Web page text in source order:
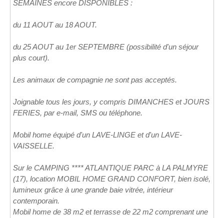
SEMAINES encore DISPONIBLES :
du 11 AOUT au 18 AOUT.
du 25 AOUT au 1er SEPTEMBRE (possibilité d'un séjour
plus court).
Les animaux de compagnie ne sont pas acceptés.
Joignable tous les jours, y compris DIMANCHES et JOURS
FERIES, par e-mail, SMS ou téléphone.
Mobil home équipé d'un LAVE-LINGE et d'un LAVE-
VAISSELLE.
Sur le CAMPING **** ATLANTIQUE PARC à LA PALMYRE
(17), location MOBIL HOME GRAND CONFORT, bien isolé,
lumineux grâce à une grande baie vitrée, intérieur
contemporain.
Mobil home de 38 m2 et terrasse de 22 m2 comprenant une